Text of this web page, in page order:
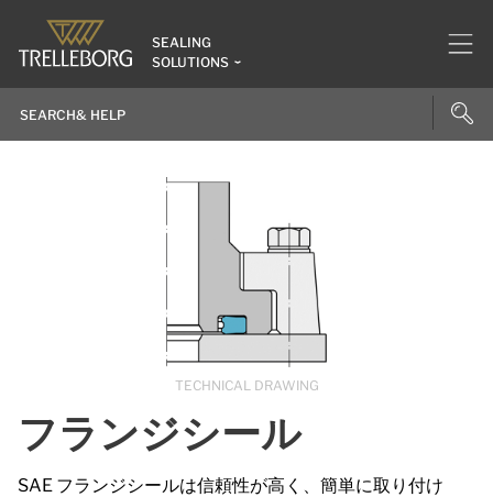
SEALING
SOLUTIONS
フランジシール
SAE フランジシールは信頼性が高く、簡単に取り付け
TECHNICAL DRAWING